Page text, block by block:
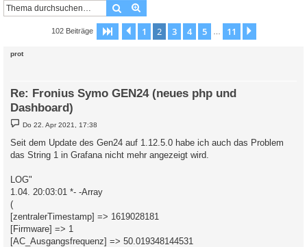
Suche
102 Beiträge Seite von
Vorherige
1 2 3 4 5 11
prot
Re: Fronius Symo GEN24 (neues php und
Dashboard)
B
e
i
t
r
Do 22. Apr 2021, 17:38
Seit dem Update des Gen24 auf 1.12.5.0 habe ich auch das Problem
das String 1 in Grafana nicht mehr angezeigt wird.
LOG"
1.04. 20:03:01 *- -Array
(
[zentralerTimestamp] => 1619028181
[Firmware] => 1
[AC_Ausgangsfrequenz] => 50.019348144531